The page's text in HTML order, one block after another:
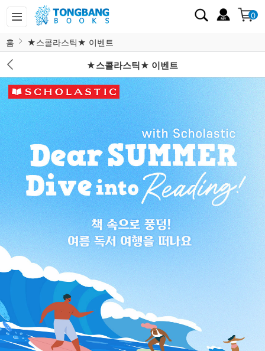
0
홈 ★스콜라스틱★ 이벤트
★스콜라스틱★ 이벤트